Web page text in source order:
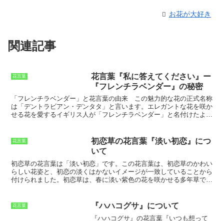
お花が大好き
関連記事
花言葉
花言葉『私に答えてください』ー
『フレンチラベンダー』の秘密
「フレンチラベンダー」と花言葉の由来 この魅力的な花の正式名称
は「デントラビアン・デンタタ」と言います。エレガントな花を咲か
せる花を愛するイギリス人が「フレンチラベンダー」と名付けたよう
は、地中海沿岸地域原産のシソ科の多年草です。フランスでは「エル
ブ・ダモール」、つまり「愛のハーブ」と呼ばれているそうです。紫
色と白の斑が入った花弁が特徴的で、淡い紫色の花を咲かせます。そ
の花言葉は「私に答えてください」です。 「私に答えてください」
という花言葉は、この花がヨーロッパで愛の告白に使われていたこと
に由来しています。恋人がこの花を贈ると、「私の愛を受け入れてく
います。
花言葉
初恋草の花言葉『淡い初恋』につ
いて
初恋草の花言葉は「淡い初恋」です。
この花言葉は、初恋草のかわい
らしい花姿と、初恋の淡くはかないイメージが一致していることから
付けられました。初恋草は、春に淡い紫色の花を咲かせる多年草で
くはかないイメージをよく表しています。初恋は、誰にとっても特別
なものです。それは、初めて人を好きになったときのことです。初恋
花言葉 『ハハコグサ』について
『ハハコグサ』の花言葉『いつも想って